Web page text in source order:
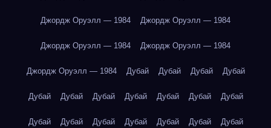
Джордж Оруэлл — 1984 Джордж Оруэлл — 1984
Джордж Оруэлл — 1984 Джордж Оруэлл — 1984
Джордж Оруэлл — 1984 Дубай Дубай Дубай Дубай
Дубай Дубай Дубай Дубай Дубай Дубай Дубай
Дубай Дубай Дубай Дубай Дубай Дубай Дубай